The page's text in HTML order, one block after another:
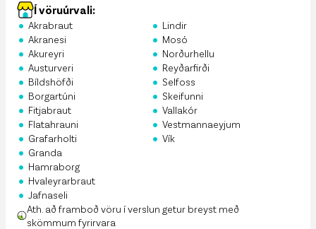
Í vöruúrvali:
• Akrabraut
• Akranesi
• Akureyri
• Austurveri
• Bíldshöfði
• Borgartúni
• Fitjabraut
• Flatahrauni
• Grafarholti
• Granda
• Hamraborg
• Hvaleyrarbraut
• Jafnaseli
• Lindir
• Mosó
• Norðurhellu
• Reyðarfirði
• Selfoss
• Skeifunni
• Vallakór
• Vestmannaeyjum
• Vík
Ath. að framboð vöru í verslun getur breyst með
skömmum fyrirvara